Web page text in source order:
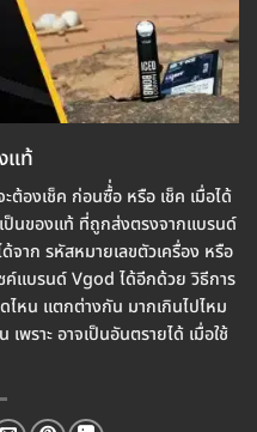
แท้
ต้องเช็ค ก่อนซื้่อ หรือ เช็ค เมื่อได้
ป็นของแท้ ที่ถูกส่งตรงจากแบรนด์
จาก รหัสหมายเลขตัวเครื่อง หรือ
ค์แบรนด์ Vgod ได้อีกด้วย วิธีการ
ไหน แตกต่างกัน มากเกินไปไหม
พราะ อาจเป็นอันตรายได้ เมื่อใช้